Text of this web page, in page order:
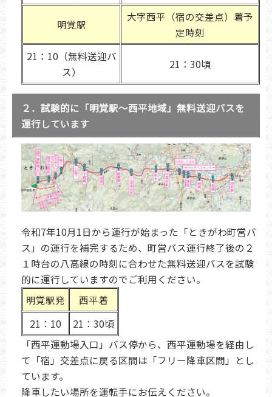
明覚駅
大字西平（宿の交差点）着予
定時刻
21：10（無料送迎バ
ス）
21：30頃
２．試験的に「明覚駅〜西平地域」無料送迎バスを
運行しています
令和7年10月1日から運行が始まった「ときがわ町営バ
ス」の運行を補完するため、町営バス運行終了後の２
１時台の八高線の時刻に合わせた無料送迎バスを試験
的に運行していますのでご利用ください。
明覚駅発
西平着
21：10
21：30頃
「西平運動場入口」バス停から、西平運動場を経由し
て「宿」交差点に戻る区間は「フリー降車区間」とし
ています。
降車したい場所を運転手にお伝えください。